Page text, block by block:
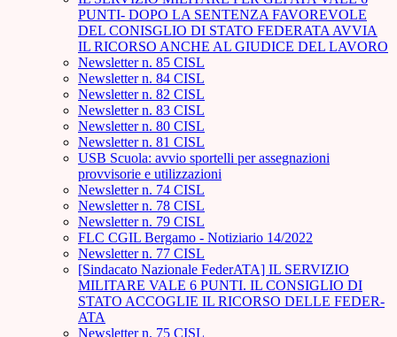
PUNTI- DOPO LA SENTENZA FAVOREVOLE
DEL CONISGLIO DI STATO FEDERATA AVVIA
IL RICORSO ANCHE AL GIUDICE DEL LAVORO
Newsletter n. 85 CISL
Newsletter n. 84 CISL
Newsletter n. 82 CISL
Newsletter n. 83 CISL
Newsletter n. 80 CISL
Newsletter n. 81 CISL
USB Scuola: avvio sportelli per assegnazioni
provvisorie e utilizzazioni
Newsletter n. 74 CISL
Newsletter n. 78 CISL
Newsletter n. 79 CISL
FLC CGIL Bergamo - Notiziario 14/2022
Newsletter n. 77 CISL
[Sindacato Nazionale FederATA] IL SERVIZIO
MILITARE VALE 6 PUNTI. IL CONSIGLIO DI
STATO ACCOGLIE IL RICORSO DELLE FEDER-
ATA
Newsletter n. 75 CISL